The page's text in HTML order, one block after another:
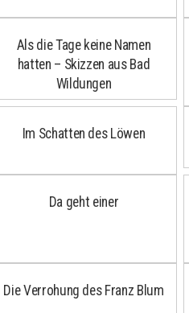
Als die Tage keine Namen
hatten – Skizzen aus Bad
Wildungen
Im Schatten des Löwen
Da geht einer
Die Verrohung des Franz Blum